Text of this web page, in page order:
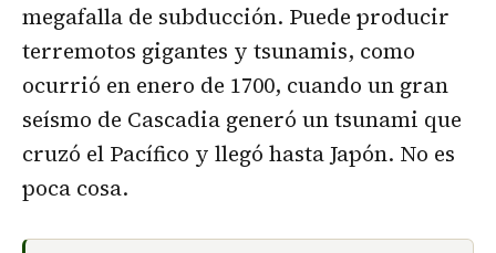
megafalla de subducción. Puede producir
terremotos gigantes y tsunamis, como
ocurrió en enero de 1700, cuando un gran
seísmo de Cascadia generó un tsunami que
cruzó el Pacífico y llegó hasta Japón. No es
poca cosa.